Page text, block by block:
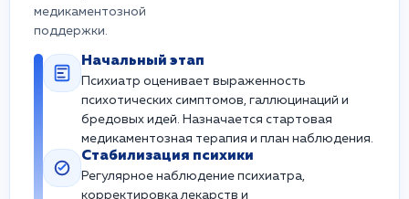
медикаментозной
поддержки.
Начальный этап
Психиатр оценивает выраженность
психотических симптомов, галлюцинаций и
бредовых идей. Назначается стартовая
медикаментозная терапия и план наблюдения.
Стабилизация психики
Регулярное наблюдение психиатра,
корректировка лекарств и